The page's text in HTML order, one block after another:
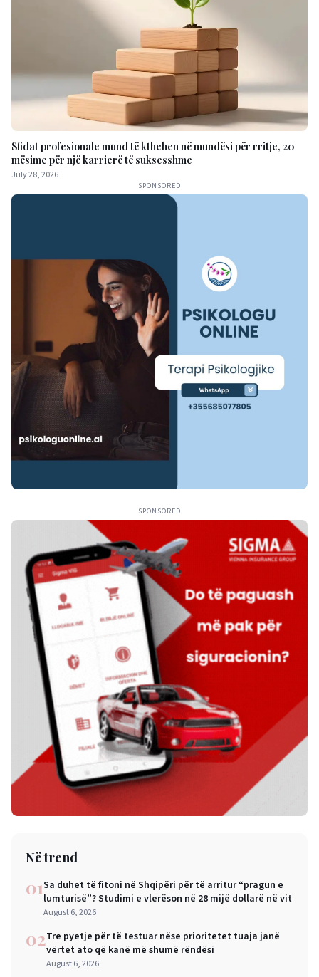
Sfidat profesionale mund të kthehen në mundësi për rritje, 20
mësime për një karrierë të suksesshme
July 28, 2026
SPONSORED
SPONSORED
Në trend
01Sa duhet të fitoni në Shqipëri për të arritur “pragun e
lumturisë”? Studimi e vlerëson në 28 mijë dollarë në vit
August 6, 2026
02Tre pyetje për të testuar nëse prioritetet tuaja janë
vërtet ato që kanë më shumë rëndësi
August 6, 2026